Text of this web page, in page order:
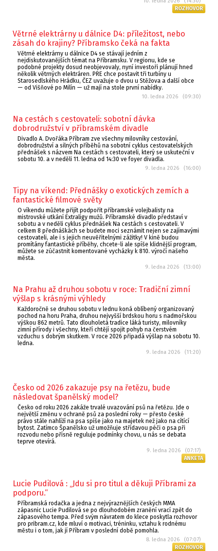
ROZHOVOR
Větrné elektrárny u dálnice D4: příležitost, nebo
zásah do krajiny? Příbramsko čeká na fakta
Větrné elektrárny u dálnice D4 se stávají jedním z
nejdiskutovanějších témat na Příbramsku. V regionu, kde se
podobné projekty dosud neobjevovaly, nyní investoři plánují hned
několik větrných elektráren. PRE chce postavit tři turbíny u
Starosedlského Hrádku, ČEZ uvažuje o dvou u Stěžova a další obce
— od Višňové po Milín — už mají na stole první nabídky.
10. ledna 2026 (09:30)
Na cestách s cestovateli: sobotní dávka
dobrodružství v příbramském divadle
Divadlo A. Dvořáka Příbram zve všechny milovníky cestování,
dobrodružství a silných příběhů na sobotní cyklus cestovatelských
přednášek s názvem Na cestách s cestovateli, který se uskuteční v
sobotu 10. a v neděli 11. ledna od 14:30 ve foyer divadla.
9. ledna 2026 (16:00)
Tipy na víkend: Přednášky o exotických zemích a
fantastické filmové světy
O víkendu můžete přijít podpořit příbramské volejbalisty na
mistrovské utkání Extraligy mužů. Příbramské divadlo představí v
sobotu a v neděli cyklus přednášek Na cestách s cestovateli. V
celkem 8 přednáškách se budete moci seznámit nejen se zajímavými
cestovateli, ale i s jejich neuvěřitelnými zážitky! V kině budou
promítány fantastické příběhy, chcete-li ale spíše klidnější program,
můžete se zúčastnit komentované vycházky k 810. výročí našeho
města.
9. ledna 2026 (13:00)
Na Prahu až druhou sobotu v roce: Tradiční zimní
výšlap s krásnými výhledy
Každoročně se druhou sobotu v lednu koná oblíbený organizovaný
pochod na horu Praha, druhou nejvyšší brdskou horu s nadmořskou
výškou 862 metrů. Tato dlouholetá tradice láká turisty, milovníky
zimní přírody i všechny, kteří chtějí spojit pohyb na čerstvém
vzduchu s dobrým skutkem. V roce 2026 připadá výšlap na sobotu 10.
ledna.
9. ledna 2026 (11:20)
Česko od 2026 zakazuje psy na řetězu, bude
následovat španělský model?
Česko od roku 2026 zakáže trvalé uvazování psů na řetězu. Jde o
největší změnu v ochraně psů za poslední roky — přesto české
právo stále nahlíží na psa spíše jako na majetek než jako na cítící
bytost. Zatímco Španělsko už umožňuje střídavou péči o psa při
rozvodu nebo přísně reguluje podmínky chovu, u nás se debata
teprve otevírá.
9. ledna 2026 (07:17)
ANKETA
Lucie Pudilová : „Jdu si pro titul a děkuji Příbrami za
podporu.“
Příbramská rodačka a jedna z nejvýraznějších českých MMA
zápasnic Lucie Pudilová se po dlouhodobém zranění vrací zpět do
zápasového tempa. Před svým návratem do klece poskytla rozhovor
pro pribram.cz, kde mluví o motivaci, tréninku, vztahu k rodnému
městu i o tom, jak jí Příbram v poslední době pomohla.
8. ledna 2026 (07:07)
ROZHOVOR